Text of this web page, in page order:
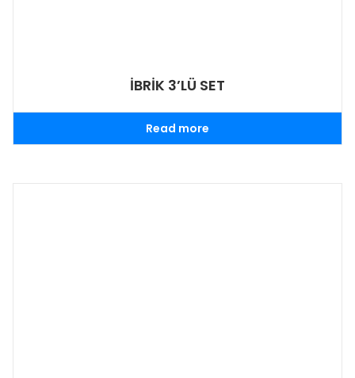
İBRİK 3’LÜ SET
Read more